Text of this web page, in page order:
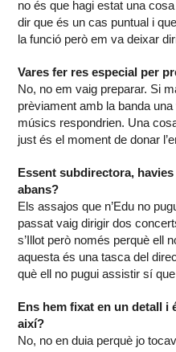
no és que hagi estat una
dir que és un cas puntual i
la funció però em va deixar
Vares fer res especial per
No, no em vaig preparar. Si
prèviament amb la banda
músics respondrien. Una
just és el moment de donar
Essent subdirectora,
abans?
Els assajos que n’Edu no
passat vaig dirigir dos
s’Illot però només perquè ell
aquesta és una tasca del
què ell no pugui assistir sí
Ens hem fixat en un detall i
així?
No, no en duia perquè jo